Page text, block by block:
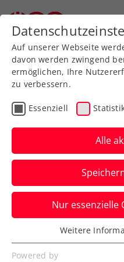
News filtern
Auf unserer Webseite
davon werden zwingend
ermöglichen, Ihre
zu verbessern.
Essenziell
Alle
Nur essenzielle
Essenziell
Essenzielle Cookies
Weitere
Powered by